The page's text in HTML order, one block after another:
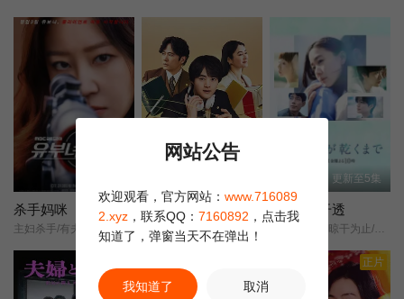
医疗真正的本质。
杀手妈咪
主妇杀手/有夫之妇杀手/Married Woman Killer/A Bona Fide Killer/
律政节拍：逆转法庭
铃鹿央士/稻垣吾郎/小雪/前原瑞树/夏生大湖/伊藤万理华/田中哲司/
更新至5集
直到T恤干透
T恤渐干/T恤晾干为止/直到T恤干了为止/Until the T-Shirt Dries/
正片
网站公告
欢迎观看，官方网站： www.716089
2.xyz ，联系QQ： 7160892 ，点击我
知道了，弹窗当天不在弹出！
我知道了 取消